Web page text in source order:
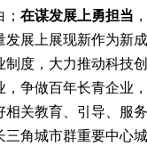
；在谋发展上勇担当
发展上展现新作为新
制度，大力推动科技
，争做百年长青企业
相关教育、引导、服
三角城市群重要中心